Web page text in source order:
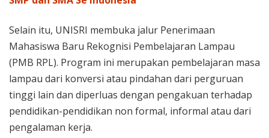
Selain itu, UNISRI membuka jalur Penerimaan
Mahasiswa Baru Rekognisi Pembelajaran Lampau
(PMB RPL). Program ini merupakan pembelajaran masa
lampau dari konversi atau pindahan dari perguruan
tinggi lain dan diperluas dengan pengakuan terhadap
pendidikan-pendidikan non formal, informal atau dari
pengalaman kerja.